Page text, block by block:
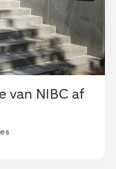
van NIBC af